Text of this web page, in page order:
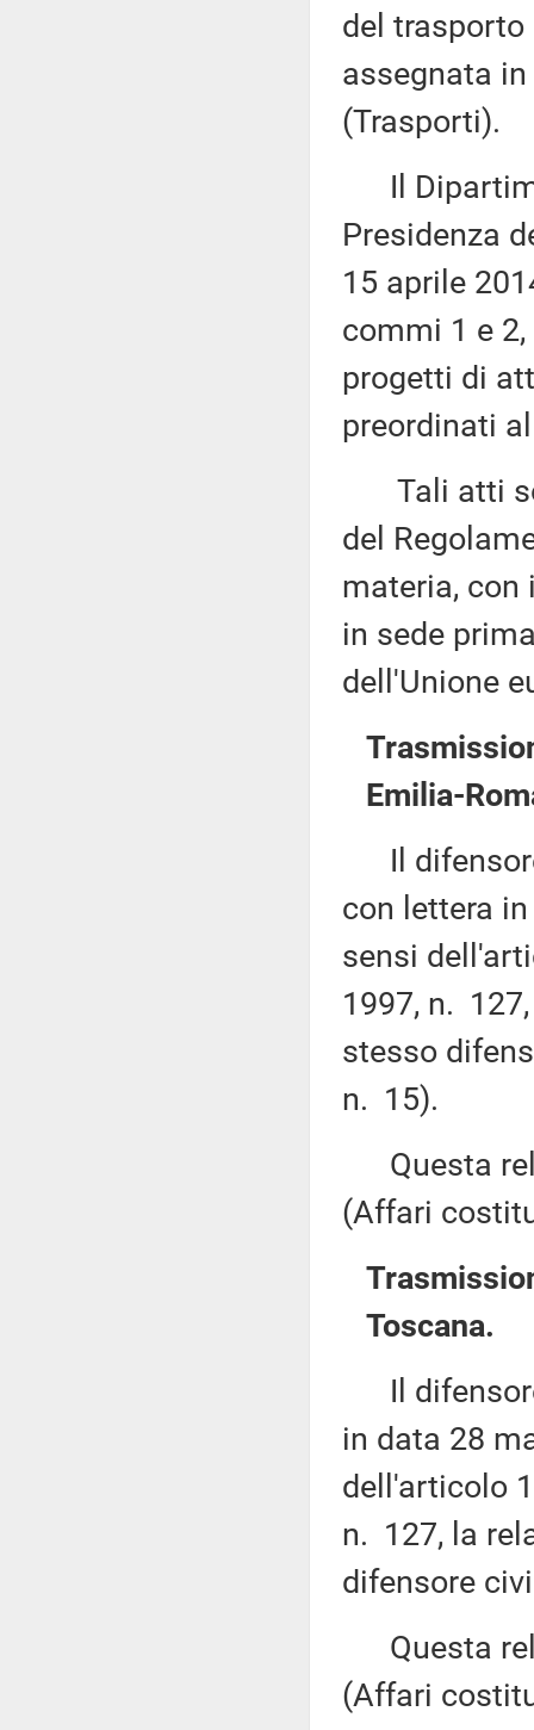
del trasporto
assegnata
(Trasporti).
Il
Presidenza
15 aprile
commi 1 e
progetti di
preordinati
Tali atti
del
materia, con
in sede
dell'Unione
Emilia-
Il
con lettera
sensi
1997, n.
stesso
n. 15).
Questa
(Affari
Toscana.
Il
in data 28
dell'articolo
n. 127, la
difensore
Questa
(Affari